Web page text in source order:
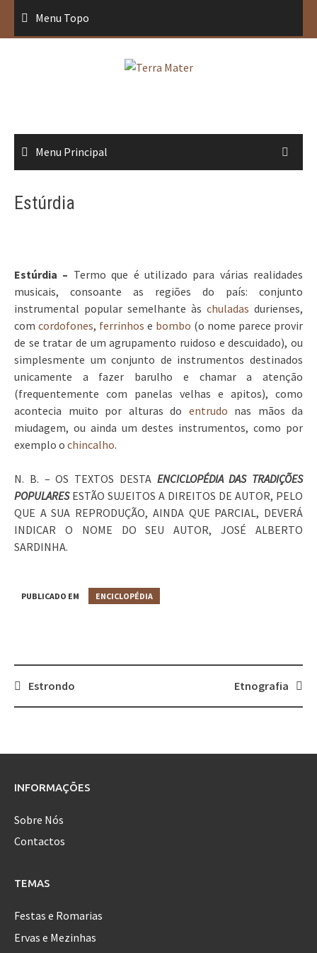
conteúdo
Menu Topo
Menu Principal
Estúrdia
Estúrdia – Termo que é utilizado para várias realidades
musicais, consoante as regiões do país: conjunto
instrumental popular semelhante às chuladas durienses,
com cordofones, ferrinhos e bombo (o nome parece provir
de se tratar de um agrupamento ruidoso e descuidado), ou
simplesmente um conjunto de instrumentos destinados
unicamente a fazer barulho e chamar a atenção
(frequentemente com panelas velhas e apitos), como
acontecia muito por alturas do entrudo nas mãos da
miudagem, ou ainda um destes instrumentos, como por
exemplo o chincalho.
N. B. – OS TEXTOS DESTA ENCICLOPÉDIA DAS TRADIÇÕES
POPULARESESTÃO SUJEITOS A DIREITOS DE AUTOR, PELO
QUE A SUA REPRODUÇÃO, AINDA QUE PARCIAL, DEVERÁ
INDICAR O NOME DO SEU AUTOR, JOSÉ ALBERTO
SARDINHA.
PUBLICADO EM ENCICLOPÉDIA
Post
Estrondo Etnografia
INFORMAÇÕES
Sobre Nós
Contactos
TEMAS
Festas e Romarias
Ervas e Mezinhas